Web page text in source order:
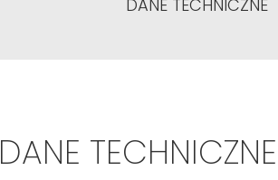
DANE TECHNICZNE
DANE TECHNICZNE